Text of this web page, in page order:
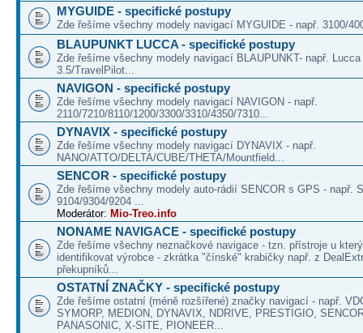
MYGUIDE - specifické postupy
Zde řešíme všechny modely navigací MYGUIDE - např. 3100/
BLAUPUNKT LUCCA - specifické postupy
Zde řešíme všechny modely navigací BLAUPUNKT- např.
3.5/TravelPilot...
NAVIGON - specifické postupy
Zde řešíme všechny modely navigací NAVIGON - např.
2110/7210/8110/1200/3300/3310/4350/7310...
DYNAVIX - specifické postupy
Zde řešíme všechny modely navigací DYNAVIX - např.
NANO/ATTO/DELTA/CUBE/THETA/Mountfield...
SENCOR - specifické postupy
Zde řešíme všechny modely auto-rádií SENCOR s GPS - např.
9104/9304/9204 ...
Moderátor: Mio-Treo.info
NONAME NAVIGACE - specifické postupy
Zde řešíme všechny neznačkové navigace - tzn. přístroje u
identifikovat výrobce - zkrátka "čínské" krabičky např. z
překupníků...
OSTATNÍ ZNAČKY - specifické postupy
Zde řešíme ostatní (méně rozšířené) značky navigací - např.
SYMORP, MEDION, DYNAVIX, NDRIVE, PRESTIGIO,
PANASONIC, X-SITE, PIONEER...